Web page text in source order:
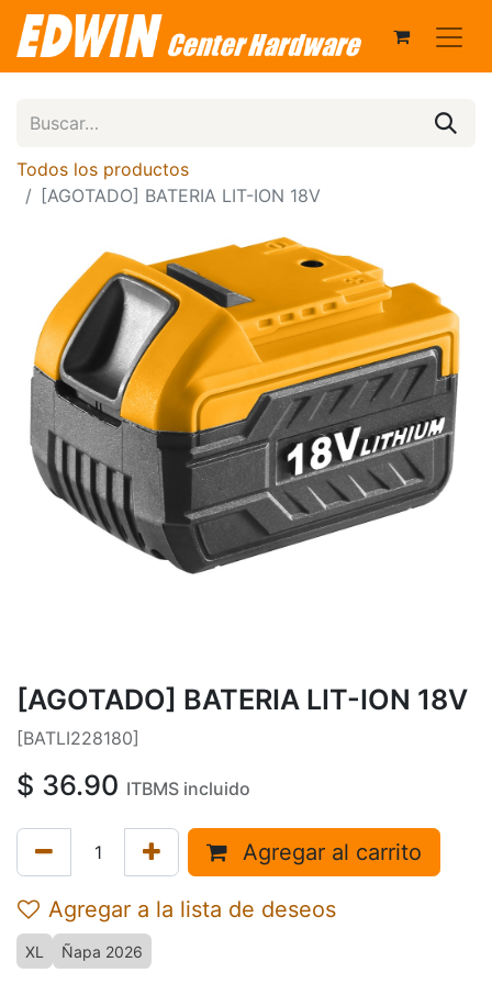
Todos los productos
[AGOTADO] BATERIA LIT-ION 18V
[AGOTADO] BATERIA LIT-ION 18V
[BATLI228180]
$ 36.90 ITBMS incluido
Agregar al carrito
Agregar a la lista de deseos
XL Ñapa 2026